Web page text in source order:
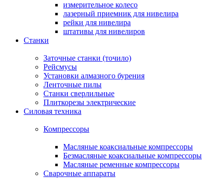
измерительное колесо
лазерный приемник для нивелира
рейки для нивелира
штативы для нивелиров
Станки
Заточные станки (точило)
Рейсмусы
Установки алмазного бурения
Ленточные пилы
Станки сверлильные
Плиткорезы электрические
Силовая техника
Компрессоры
Масляные коаксиальные компрессоры
Безмасляные коаксиальные компрессоры
Масляные ременные компрессоры
Сварочные аппараты